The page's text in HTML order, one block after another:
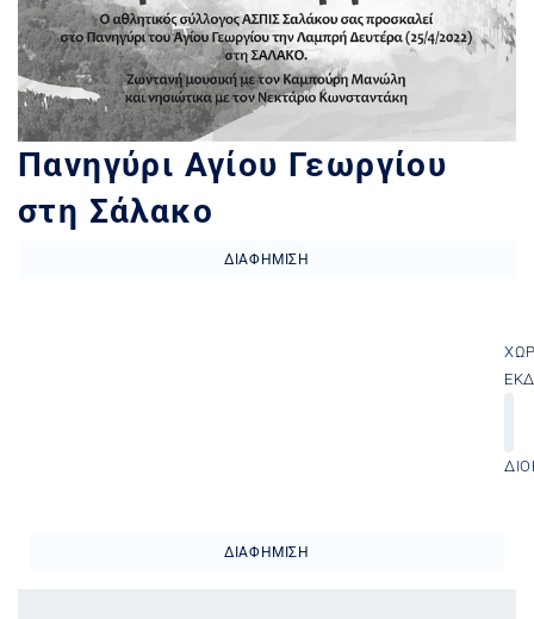
Πανηγύρι Αγίου Γεωργίου
στη Σάλακο
ΔΙΑΦΉΜΙΣΗ
ΔΙΑΦΉΜΙΣΗ